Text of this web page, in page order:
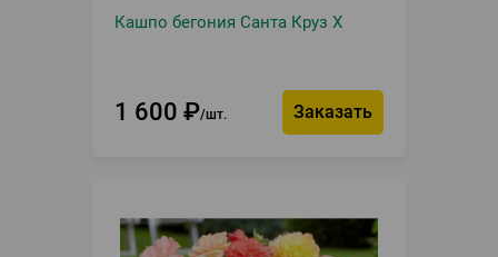
Кашпо бегония Санта Круз Х
1 600 ₽ шт. Заказать